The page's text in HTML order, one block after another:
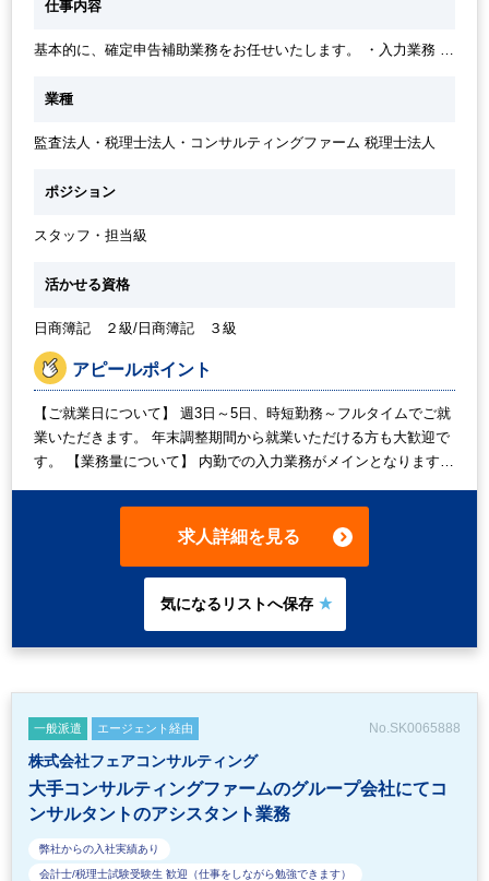
仕事内容
基本的に、確定申告補助業務をお任せいたします。 ・入力業務 ・
業種
監査法人・税理士法人・コンサルティングファーム 税理士法人
ポジション
スタッフ・担当級
活かせる資格
日商簿記 ２級/日商簿記 ３級
アピールポイント
【ご就業日について】 週3日～5日、時短勤務～フルタイムでご就
業いただきます。 年末調整期間から就業いただける方も大歓迎で
す。 【業務量について】 内勤での入力業務がメインとなります。
まる範囲でお任せいたします。 ご経験やご希望に応じてお任せい
たしますので、ご安心ください。 【指導者について】 基本的には
方々にすぐ聞ける環境ですのでご安心ください。
求人詳細を見る
一般派遣 エージェント経由 No.SK0065888
株式会社フェアコンサルティング
大手コンサルティングファームのグループ会社にてコ
ンサルタントのアシスタント業務
弊社からの入社実績あり
会計士/税理士試験受験生 歓迎（仕事をしながら勉強できます）